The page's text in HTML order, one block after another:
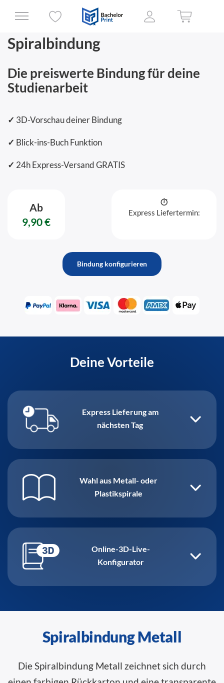
Spiralbindung
Die preiswerte Bindung für deine
Studienarbeit
✓ 3D-Vorschau deiner Bindung
✓ Blick-ins-Buch Funktion
✓ 24h Express-Versand GRATIS
Ab
9,90 €
Express Liefertermin:
Bindung konfigurieren
Deine Vorteile
Express Lieferung am
nächsten Tag
Wahl aus Metall- oder
Plastikspirale
Online-3D-Live-
Konfigurator
Spiralbindung Metall
Die Spiralbindung Metall zeichnet sich durch